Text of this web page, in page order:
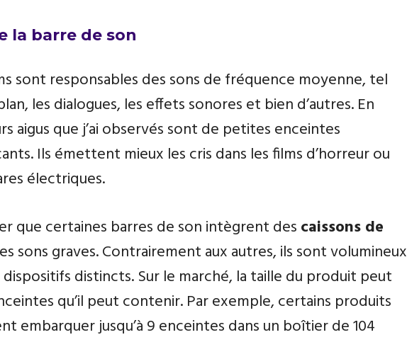
la barre de son
sont responsables des sons de fréquence moyenne, tel
les dialogues, les effets sonores et bien d’autres. En
aigus que j’ai observés sont de petites enceintes
Ils émettent mieux les cris dans les films d’horreur ou
électriques.
que certaines barres de son intègrent des caissons de
sons graves. Contrairement aux autres, ils sont volumineux
distincts. Sur le marché, la taille du produit peut
qu’il peut contenir. Par exemple, certains produits
embarquer jusqu’à 9 enceintes dans un boîtier de 104